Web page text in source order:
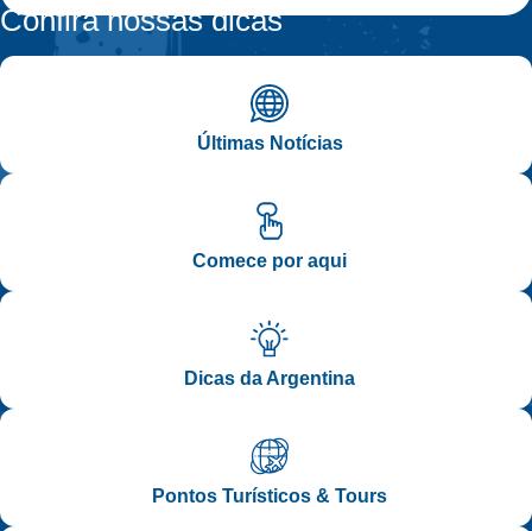
Confira nossas dicas
Últimas Notícias
Comece por aqui
Dicas da Argentina
Pontos Turísticos & Tours